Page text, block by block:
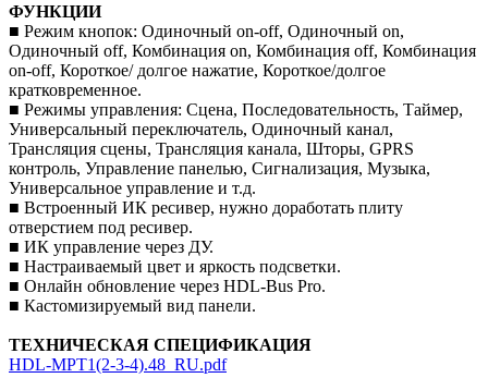
ФУНКЦИИ
■ Режим кнопок: Одиночный on-off, Одиночный on,
Одиночный off, Комбинация on, Комбинация off, Комбинация
on-off, Короткое/ долгое нажатие, Короткое/долгое
кратковременное.
■ Режимы управления: Сцена, Последовательность, Таймер,
Универсальный переключатель, Одиночный канал,
Трансляция сцены, Трансляция канала, Шторы, GPRS
контроль, Управление панелью, Сигнализация, Музыка,
Универсальное управление и т.д.
■ Встроенный ИК ресивер, нужно доработать плиту
отверстием под ресивер.
■ ИК управление через ДУ.
■ Настраиваемый цвет и яркость подсветки.
■ Онлайн обновление через HDL-Bus Pro.
■ Кастомизируемый вид панели.
ТЕХНИЧЕСКАЯ СПЕЦИФИКАЦИЯ
HDL-MPT1(2-3-4).48_RU.pdf